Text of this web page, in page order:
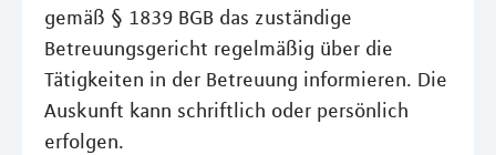
gemäß § 1839 BGB das zuständige
Betreuungsgericht regelmäßig über die
Tätigkeiten in der Betreuung informieren. Die
Auskunft kann schriftlich oder persönlich
erfolgen.